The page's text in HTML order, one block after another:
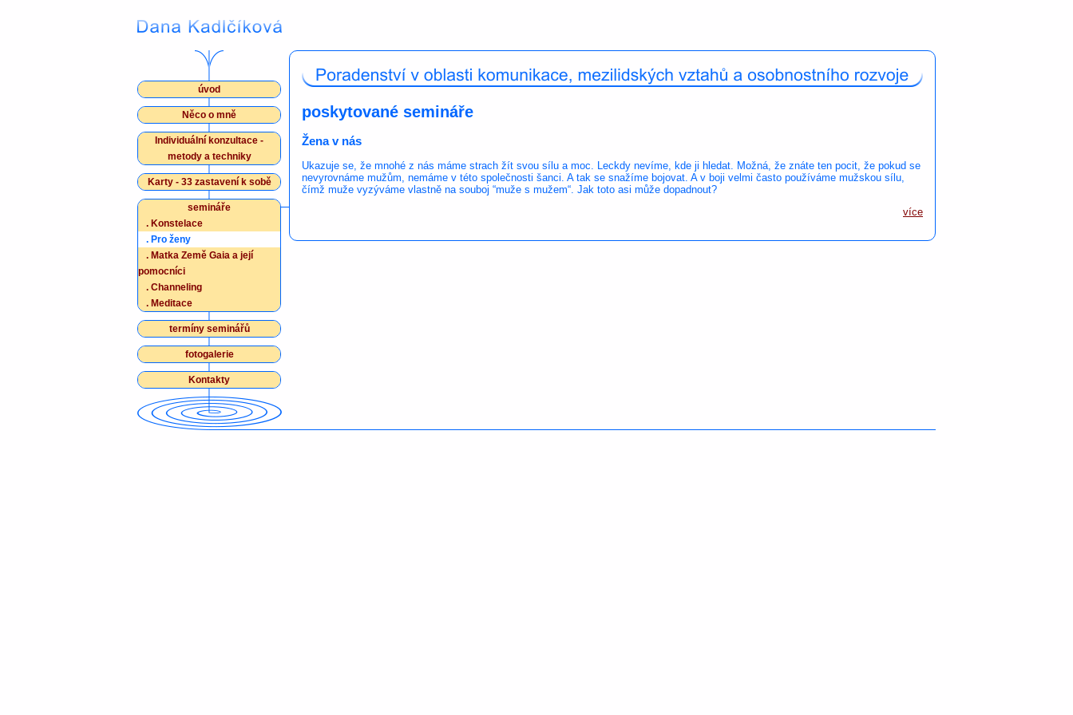
poskytované semináře
Žena v nás
Ukazuje se, že mnohé z nás máme strach žít svou sílu a moc. Leckdy nevíme, kde ji hledat. Možná, že znáte ten pocit, že pokud se
nevyrovnáme mužům, nemáme v této společnosti šanci. A tak se snažíme bojovat. A v boji velmi často používáme mužskou sílu,
čímž muže vyzýváme vlastně na souboj “muže s mužem“. Jak toto asi může dopadnout?
více
úvod
Něco o mně
Individuální konzultace -
metody a techniky
Karty - 33 zastavení k sobě
semináře
. Konstelace
. Pro ženy
. Matka Země Gaia a její
pomocníci
. Channeling
. Meditace
termíny seminářů
fotogalerie
Kontakty